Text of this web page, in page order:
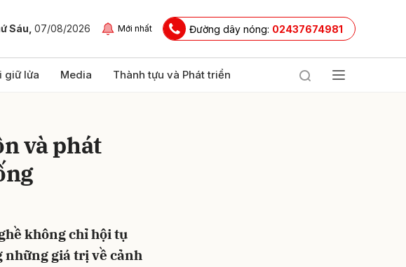
Sáu, 07/08/2026 Mới nhất Đường dây nóng: 02437674981
giữ lửa Media Thành tựu và Phát triển
và phát
không chỉ hội tụ
những giá trị về cảnh
Hủy Gửi